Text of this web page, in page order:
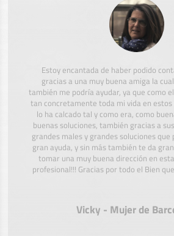
Estoy encantada de haber podido
gracias a una muy buena amiga la
también me podría ayudar, ya que como
tan concretamente toda mi vida en
lo ha calcado tal y como era, como
buenas soluciones, también gracias a
grandes males y grandes soluciones
gran ayuda, y sin más también te da
tomar una muy buena dirección en
profesional!!! Gracias por todo el Bien
Vicky - Mujer de